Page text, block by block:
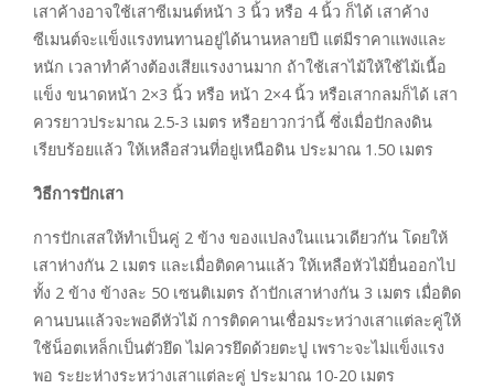
เสาค้างอาจใช้เสาซีเมนต์หน้า 3 นิ้ว หรือ 4 นิ้ว ก็ได้ เสาค้าง
ซีเมนต์จะแข็งแรงทนทานอยู่ได้นานหลายปี แต่มีราคาแพงและ
หนัก เวลาทำค้างต้องเสียแรงงานมาก ถ้าใช้เสาไม้ให้ใช้ไม้เนื้อ
แข็ง ขนาดหน้า 2×3 นิ้ว หรือ หน้า 2×4 นิ้ว หรือเสากลมก็ได้ เสา
ควรยาวประมาณ 2.5-3 เมตร หรือยาวกว่านี้ ซึ่งเมื่อปักลงดิน
เรียบร้อยแล้ว ให้เหลือส่วนที่อยู่เหนือดิน ประมาณ 1.50 เมตร
วิธีการปักเสา
การปักเสสให้ทำเป็นคู่ 2 ข้าง ของแปลงในแนวเดียวกัน โดยให้
เสาห่างกัน 2 เมตร และเมื่อติดคานแล้ว ให้เหลือหัวไม้ยื่นออกไป
ทั้ง 2 ข้าง ข้างละ 50 เซนติเมตร ถ้าปักเสาห่างกัน 3 เมตร เมื่อติด
คานบนแล้วจะพอดีหัวไม้ การติดคานเชื่อมระหว่างเสาแต่ละคู่ให้
ใช้น็อตเหล็กเป็นตัวยึด ไม่ควรยึดด้วยตะปู เพราะจะไม่แข็งแรง
พอ ระยะห่างระหว่างเสาแต่ละคู่ ประมาณ 10-20 เมตร